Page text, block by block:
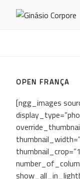
OPEN FRANÇA
[ngg_images